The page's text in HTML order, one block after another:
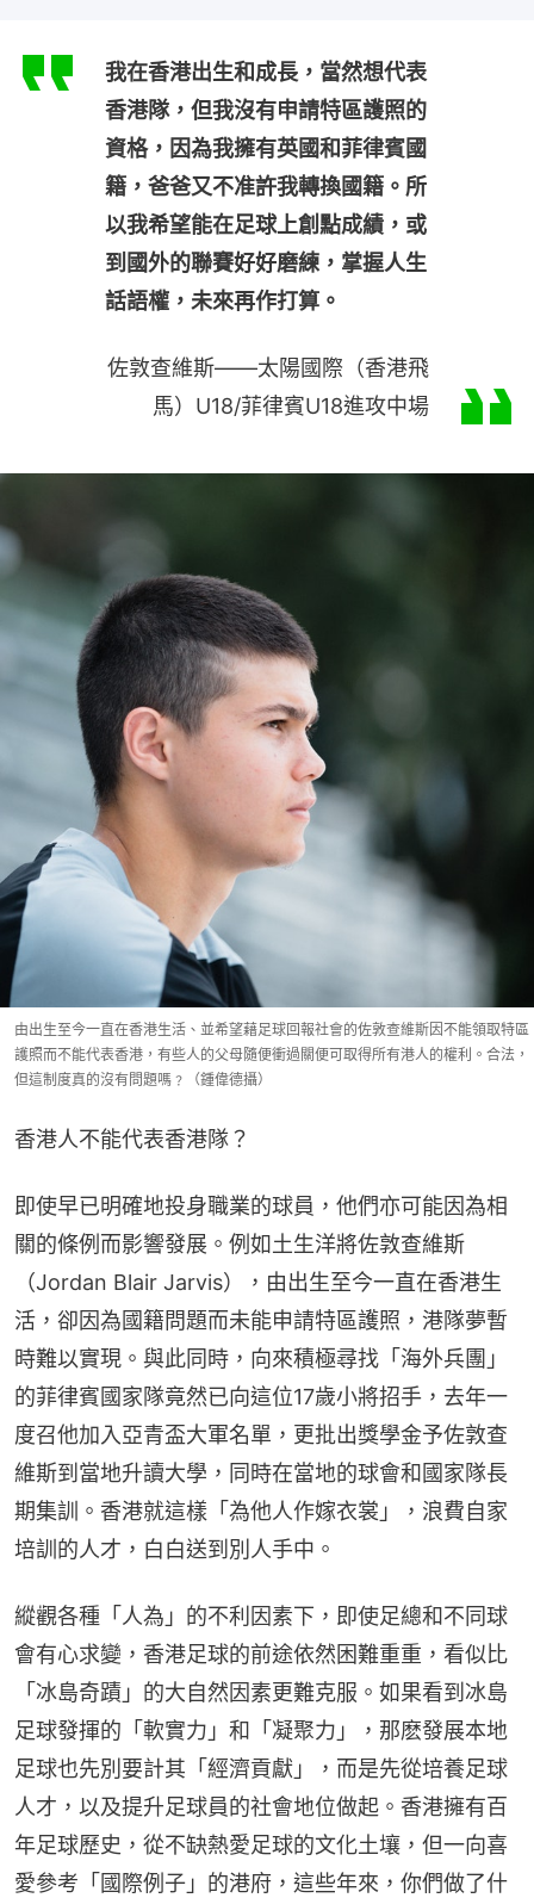
我在香港出生和成長，當然想代表
香港隊，但我沒有申請特區護照的
資格，因為我擁有英國和菲律賓國
籍，爸爸又不准許我轉換國籍。所
以我希望能在足球上創點成績，或
到國外的聯賽好好磨練，掌握人生
話語權，未來再作打算。
佐敦查維斯——太陽國際（香港飛
馬）U18/菲律賓U18進攻中場
由出生至今一直在香港生活、並希望藉足球回報社會的佐敦查維斯因不能領取特區
護照而不能代表香港，有些人的父母隨便衝過關便可取得所有港人的權利。合法，
但這制度真的沒有問題嗎﹖（鍾偉德攝）
香港人不能代表香港隊？
即使早已明確地投身職業的球員，他們亦可能因為相
關的條例而影響發展。例如土生洋將佐敦查維斯
（Jordan Blair Jarvis），由出生至今一直在香港生
活，卻因為國籍問題而未能申請特區護照，港隊夢暫
時難以實現。與此同時，向來積極尋找「海外兵團」
的菲律賓國家隊竟然已向這位17歲小將招手，去年一
度召他加入亞青盃大軍名單，更批出獎學金予佐敦查
維斯到當地升讀大學，同時在當地的球會和國家隊長
期集訓。香港就這樣「為他人作嫁衣裳」，浪費自家
培訓的人才，白白送到別人手中。
縱觀各種「人為」的不利因素下，即使足總和不同球
會有心求變，香港足球的前途依然困難重重，看似比
「冰島奇蹟」的大自然因素更難克服。如果看到冰島
足球發揮的「軟實力」和「凝聚力」，那麽發展本地
足球也先別要計其「經濟貢獻」，而是先從培養足球
人才，以及提升足球員的社會地位做起。香港擁有百
年足球歷史，從不缺熱愛足球的文化土壤，但一向喜
愛參考「國際例子」的港府，這些年來，你們做了什